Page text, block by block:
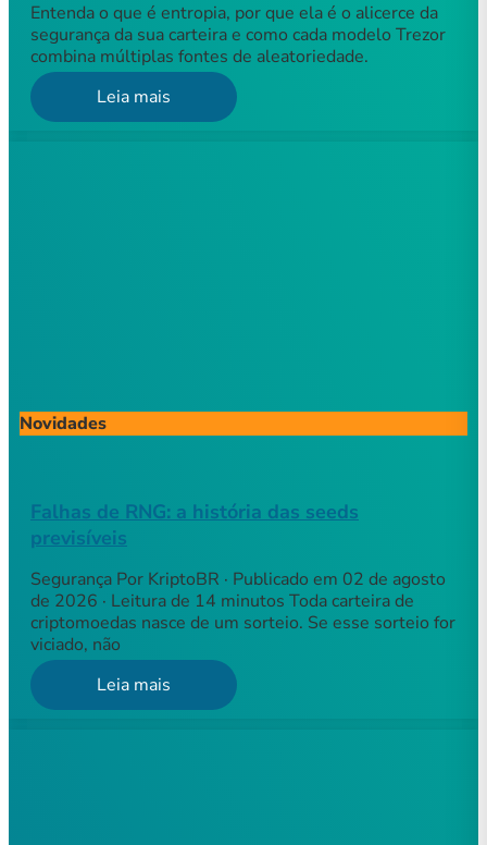
Entenda o que é entropia, por que ela é o alicerce da
segurança da sua carteira e como cada modelo Trezor
combina múltiplas fontes de aleatoriedade.
Leia mais
Novidades
Falhas de RNG: a história das seeds
previsíveis
Segurança Por KriptoBR · Publicado em 02 de agosto
de 2026 · Leitura de 14 minutos Toda carteira de
criptomoedas nasce de um sorteio. Se esse sorteio for
viciado, não
Leia mais